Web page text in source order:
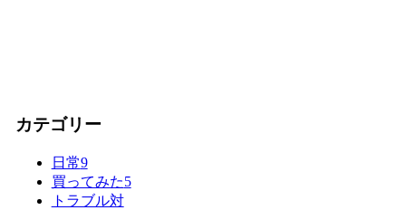
カテゴリー
日常9
買ってみた5
トラブル対